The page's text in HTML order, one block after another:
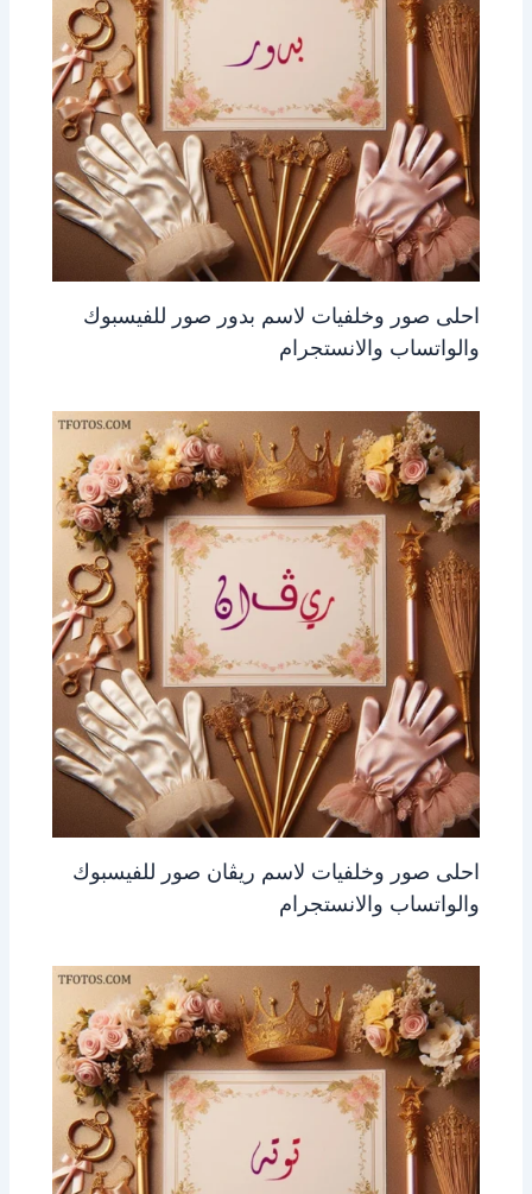
احلى صور وخلفيات لاسم بدور صور للفيسبوك
والواتساب والانستجرام
احلى صور وخلفيات لاسم ريڤان صور للفيسبوك
والواتساب والانستجرام